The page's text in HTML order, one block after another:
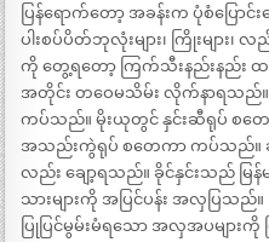
ပြန်ရောက်တော့ အခန်းက ပုံစံပြောင်
ပါးစပ်ပိတ်ဘုလုံးများ၊ ကြိုးများ၊
ကို တွေ့ရတော့ ကြက်သီးနည်းနည်း
အတိုင်း တဝေမသိမ်း လိုက်နာရသည်
ကပ်သည်။ မိုးယုတွင် နှင်းဆီရုပ် စ
အသည်းကွဲရုပ် စတေကာ ကပ်သည်။
လည်း ချော့ရသည်။ ခိုင်နှင်းသည် မြ
သားများကို အပြင်ပန်း အလှပြသ
ပြုပြင်မွမ်းမံရသော အလှအပများကို